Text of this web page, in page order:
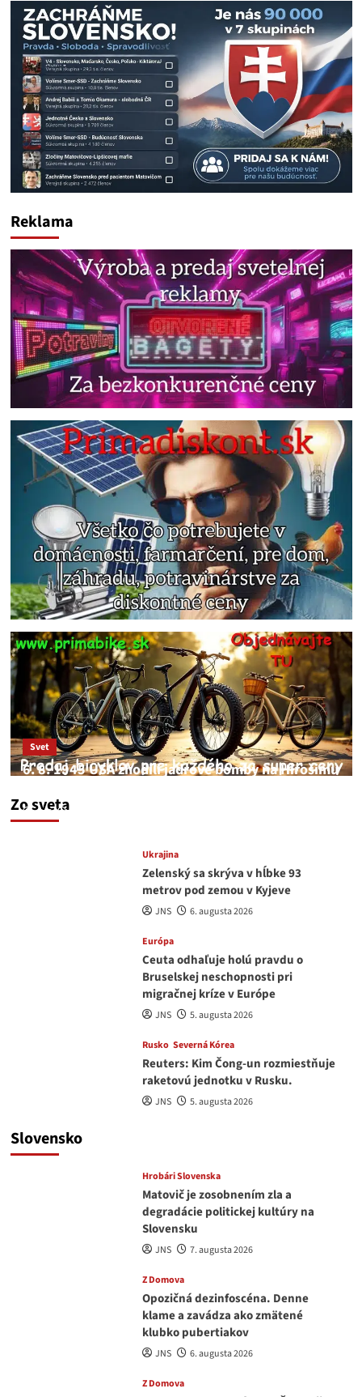
Reklama
Zo sveta
Svet
6. 8. 1945 USA zhodili jadrové bomby na Hirošimu
JNS
Ukrajina
Zelenský sa skrýva v hĺbke 93
metrov pod zemou v Kyjeve
JNS 6. augusta 2026
Európa
Ceuta odhaľuje holú pravdu o
Bruselskej neschopnosti pri
migračnej kríze v Európe
JNS 5. augusta 2026
Rusko Severná Kórea
Reuters: Kim Čong-un rozmiestňuje
raketovú jednotku v Rusku.
JNS 5. augusta 2026
Slovensko
Hrobári Slovenska
Matovič je zosobnením zla a
degradácie politickej kultúry na
Slovensku
JNS 7. augusta 2026
Z Domova
Opozičná dezinfoscéna. Denne
klame a zavádza ako zmätené
klubko pubertiakov
JNS 6. augusta 2026
Z Domova